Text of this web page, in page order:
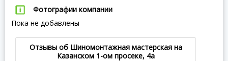
Фотографии компании
Пока не добавлены
Отзывы об Шиномонтажная мастерская на
Казанском 1-ом просеке, 4а